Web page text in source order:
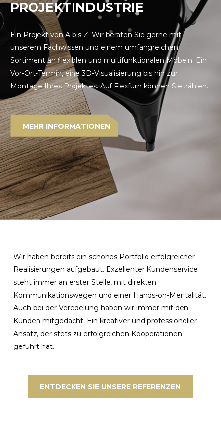
PROJEKTINDUSTRIE
Ein Projekt von A bis Z: Wir beraten Sie gerne mit
unserem Fachwissen und einem umfangreichen
Sortiment an flexiblen und multifunktionalen Möbeln. Ein
Vor-Ort-Termin, eine 3D-Visualisierung bis hin zur
Montage Ihres Projektes. Auf Flexfurn können Sie zählen.
MEHR INFORMATIONEN
Wir haben bereits ein schönes Portfolio erfolgreicher
Realisierungen aufgebaut. Exzellenter Kundenservice
steht immer an erster Stelle, mit direkten
Kommunikationswegen und einer Hands-on-Mentalität.
Auch bei der Veredelung haben wir immer mit den
Kunden mitgedacht. Ein kreativer und professioneller
Ansatz, der stets zu erfolgreichen Kooperationen
geführt hat.
ENTDECKEN SIE UNSERE REFERENZEN